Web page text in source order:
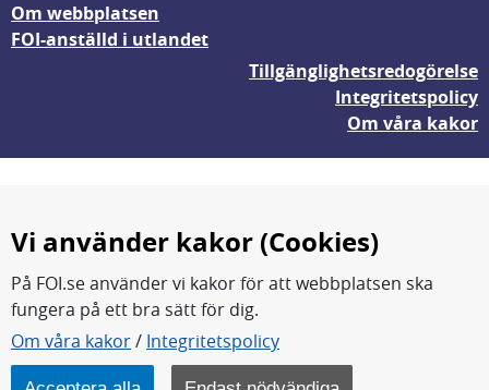
Om webbplatsen
FOI-anställd i utlandet
Tillgänglighetsredogörelse
Integritetspolicy
Om våra kakor
FOI forskar för en säkrare värld.
FOI:s kärnverksamhet är forskning, metod- och
teknikutveckling samt analyser och studier.
Vi använder kakor (Cookies)
På FOI.se använder vi kakor för att webbplatsen ska
fungera på ett bra sätt för dig.
Om våra kakor/ Integritetspolicy